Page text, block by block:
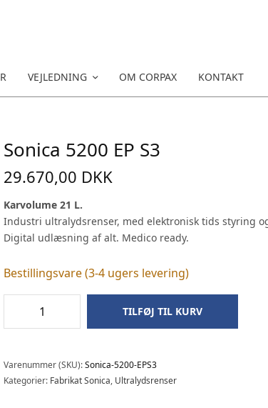
VEJLEDNING OM CORPAX KONTAKT
Sonica 5200 EP S3
29.670,00 DKK
Karvolume 21 L.
Industri ultralydsrenser, med elektronisk tids styring
Digital udlæsning af alt. Medico ready.
Bestillingsvare (3-4 ugers levering)
TILFØJ TIL KURV
Varenummer (SKU):Sonica-5200-EPS3
Kategorier: Fabrikat Sonica, Ultralydsrenser